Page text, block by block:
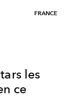
FRANCE
les
ce